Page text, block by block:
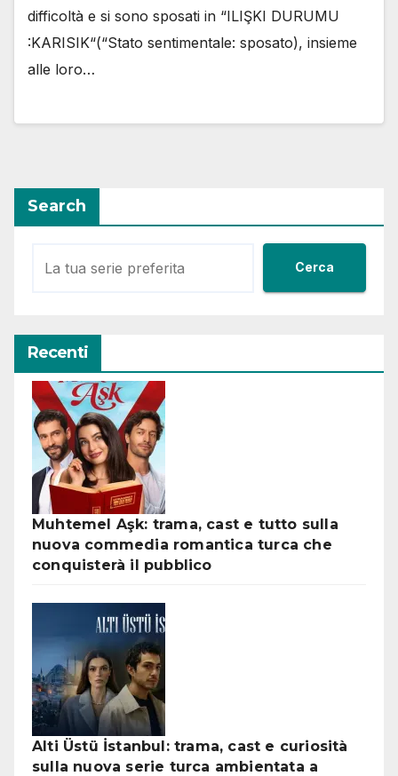
difficoltà e si sono sposati in “ILIŞKI DURUMU
:KARISIK“(“Stato sentimentale: sposato), insieme
alle loro…
Search
Cerca
Recenti
Muhtemel Aşk: trama, cast e tutto sulla
nuova commedia romantica turca che
conquisterà il pubblico
Alti Üstü İstanbul: trama, cast e curiosità
sulla nuova serie turca ambientata a